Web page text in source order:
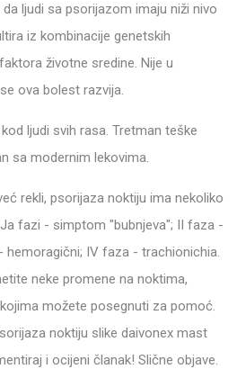
ljudi sa psorijazom imaju niži nivo
iz kombinacije genetskih
životne sredine. Nije u
ova bolest razvija.
ljudi svih rasa. Tretman teške
sa modernim lekovima.
rekli, psorijaza noktiju ima nekoliko
fazi - simptom "bubnjeva"; II faza -
hemoragični; IV faza - trachionichia.
neke promene na noktima,
možete posegnuti za pomoć.
noktiju slike daivonex mast
i ocijeni članak! Slične objave.